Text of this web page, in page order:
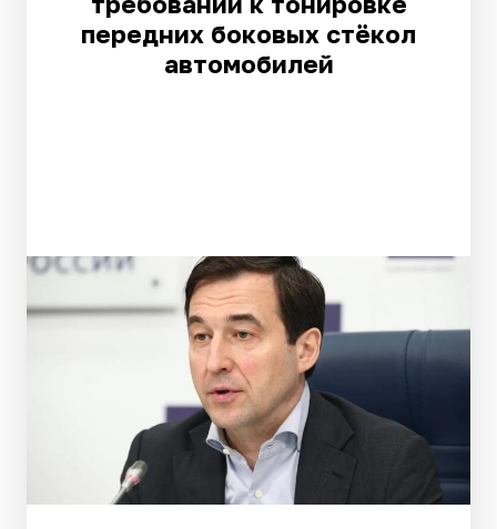
передних боковых стёкол
автомобилей